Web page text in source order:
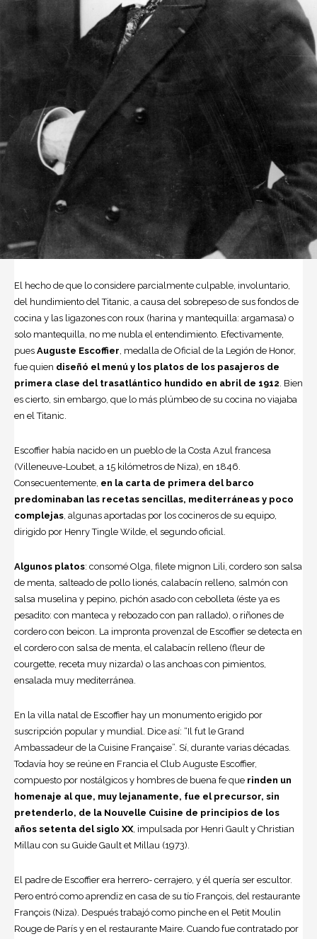
El hecho de que lo considere parcialmente culpable, involuntario,
del hundimiento delTitanic, a causa del sobrepeso de sus fondos de
cocina y las ligazones con roux (harina y mantequilla: argamasa) o
solo mantequilla, no me nubla el entendimiento. Efectivamente,
pues Auguste Escoffier, medalla de Oficial de la Legión de Honor,
fue quien diseñó el menú y los platos de los pasajeros de
primera clase del trasatlántico hundido en abril de 1912. Bien
es cierto, sin embargo, que lo más plúmbeo de su cocina no viajaba
en el Titanic.
Escoffier había nacido en un pueblo de la Costa Azul francesa
(Villeneuve-Loubet, a 15 kilómetros de Niza), en 1846.
Consecuentemente, en la carta de primera del barco
predominaban las recetas sencillas, mediterráneas y poco
complejas, algunas aportadas por los cocineros de su equipo,
dirigido por Henry Tingle Wilde, el segundo oficial.
Algunos platos: consomé Olga, filete mignon Lili, cordero son salsa
de menta, salteado de pollo lionés, calabacín relleno, salmón con
salsa muselina y pepino, pichón asado con cebolleta (éste ya es
pesadito: con manteca y rebozado con pan rallado), o riñones de
cordero con beicon. La impronta provenzal de Escoffier se detecta en
el cordero con salsa de menta, el calabacín relleno (fleur de
courgette, receta muy nizarda) o las anchoas con pimientos,
ensalada muy mediterránea.
En la villa natal de Escoffier hay un monumento erigido por
suscripción popular y mundial. Dice así: “Il fut le Grand
Ambassadeur de la Cuisine Française”. Sí, durante varias décadas.
Todavía hoy se reúne en Francia el Club Auguste Escoffier,
compuesto por nostálgicos y hombres de buena fe que rinden un
homenaje al que, muy lejanamente, fue el precursor, sin
pretenderlo, de la Nouvelle Cuisine de principios de los
años setenta del siglo XX, impulsada por Henri Gault y Christian
Millau con su Guide Gault et Millau (1973).
El padre de Escoffier era herrero- cerrajero, y él quería ser escultor.
Pero entró como aprendiz en casa de su tío François, del restaurante
François (Niza). Después trabajó como pinche en el Petit Moulin
Rouge de París y en el restaurante Maire. Cuando fue contratado por